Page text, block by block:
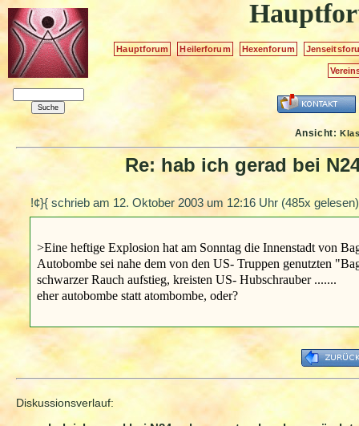
Hauptforum Heilerforum Hexenforum
Ansicht:
Re: hab ich gerad bei
!¢}{ schrieb am 12. Oktober 2003 um 12:16 Uhr (485x
>Eine heftige Explosion hat am Sonntag die Innenstadt von
Autobombe sei nahe dem von den US- Truppen genutzten
schwarzer Rauch aufstieg, kreisten US- Hubschrauber .......
eher autobombe statt atombombe, oder?
Diskussionsverlauf: